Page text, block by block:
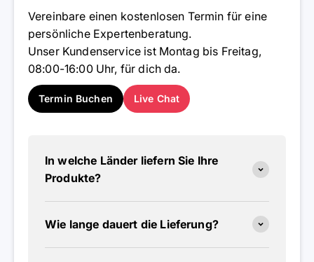
Vereinbare einen kostenlosen Termin für eine
persönliche Expertenberatung.
Unser Kundenservice ist Montag bis Freitag,
08:00-16:00 Uhr, für dich da.
Termin Buchen Live Chat
In welche Länder liefern Sie Ihre
Produkte?
Wie lange dauert die Lieferung?